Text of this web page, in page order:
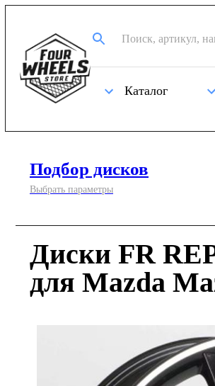
Каталог
Подбор дисков
Выбрать параметры
Диски FR
для Mazda